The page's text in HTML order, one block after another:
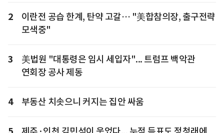
2
이란전 공습 한계, 탄약 고갈… "美합참의장, 출구전략
모색중"
3
美법원 "대통령은 임시 세입자"... 트럼프 백악관
연회장 공사 제동
4 부동산 치솟으니 커지는 집안 싸움